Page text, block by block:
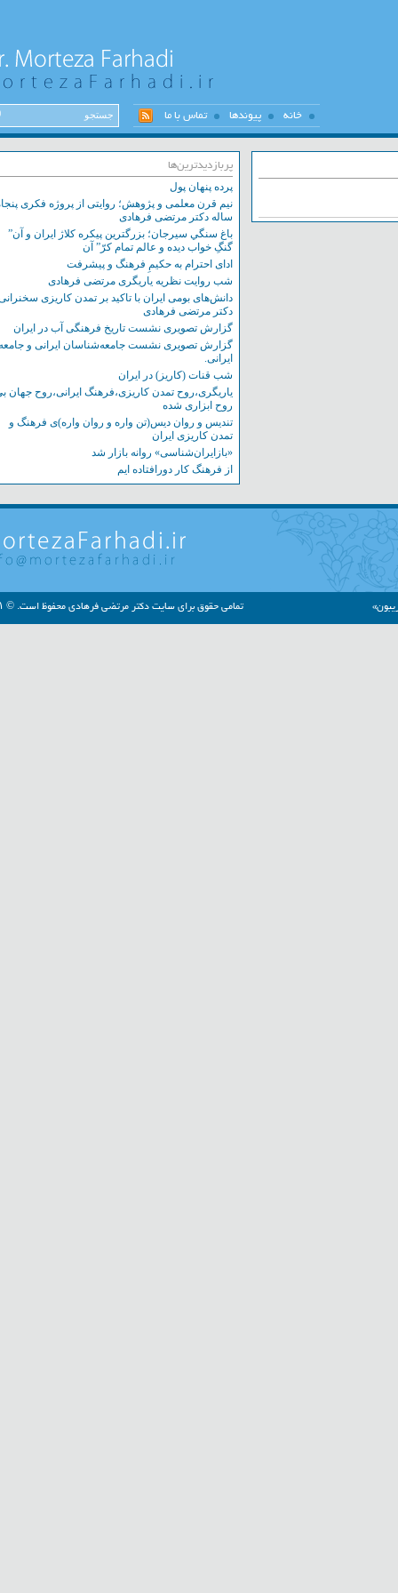
خانه پیوندها تماس با ما
پربازدیدترین‌ها
پرده پنهان پول
نیم قرن معلمی و پژوهش؛ روایتی از پروژه فکری پنجاه
ساله دکتر مرتضی فرهادی
باغ سنگي سيرجان؛ بزرگترين پيکره کلاژ ايران و آن”
گنگِ خواب ديده و عالم تمام کرّ” آن
ادای احترام به حکیمِ فرهنگ و پیشرفت
شب روایت نظریه یاریگری مرتضی فرهادی
دانش‌های بومی ایران با تاکید بر تمدن کاریزی سخنرانی
دکتر مرتضی فرهادی
گزارش تصویری نشست تاریخ فرهنگی آب در ایران
گزارش تصویری نشست‌ جامعه‌شناسان ایرانی و جامعه
ایرانی.
شب قنات (کاریز) در ایران
یاریگری،روح تمدن کاریزی،فرهنگ ایرانی،روح جهان بی
روح ابزاری شده
تندیس و روان دیس(تن واره و روان واره)ی فرهنگ و
تمدن کاریزی ایران
«بازایران‌شناسی» روانه بازار شد
از فرهنگ کار دورافتاده ایم
تمامی حقوق برای سایت دکتر مرتضی فرهادی محفوظ است. © ۱۳۹۱